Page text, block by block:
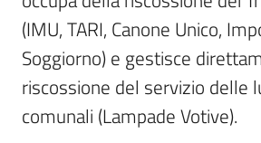
Vivere
Bentivoglio
(IMU, TARI, Canone Unico,
Soggiorno) e gestisce
riscossione del servizio delle
comunali (Lampade Votive).